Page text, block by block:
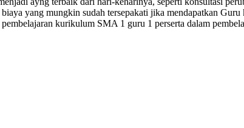
yang mungkin sudah tersepakati jika mendapatkan
kurikulum SMA 1 guru 1 perserta dalam